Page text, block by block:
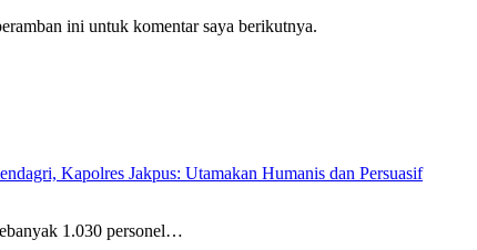
ini untuk komentar saya berikutnya.
Kapolres Jakpus: Utamakan Humanis dan Persuasif
1.030 personel…